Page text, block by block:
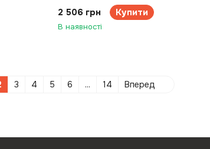
2 506 грн Купити
В наявності
3 4 5 6 ... 14 Вперед